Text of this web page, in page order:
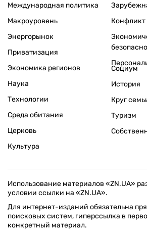
Международная политика
Макроуровень
Энергорынок
Приватизация
Экономика регионов
Конфликт
Наука
Технологии
Среда обитания
Церковь
Культура
Социум
История
Круг
Туризм
Использование материалов «ZN.UA»
условии ссылки на «ZN.UA».
Для интернет-изданий обязательна
поисковых систем, гиперссылка в
конкретный материал.